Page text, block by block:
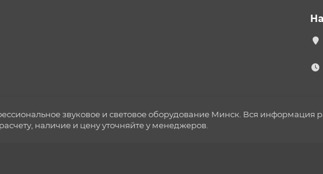
звуковое и световое оборудование Минск. Вся
наличие и цену уточняйте у менеджеров.